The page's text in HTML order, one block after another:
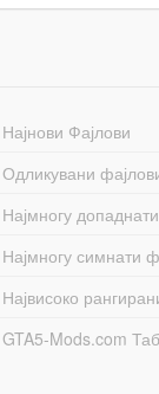
Најнови Фајлови
Одликувани
Најмногу
Најмногу симнати
Највисоко
GTA5-Mods.com